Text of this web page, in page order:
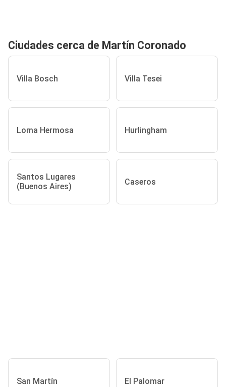
Ciudades cerca de Martín Coronado
Villa Bosch Villa Tesei
Loma Hermosa Hurlingham
Santos Lugares
(Buenos Aires)
Caseros
San Martín El Palomar